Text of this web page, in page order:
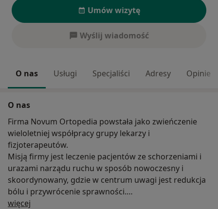
Umów wizytę
Wyślij wiadomość
O nas Usługi Specjaliści Adresy Opinie
O nas
Firma Novum Ortopedia powstała jako zwieńczenie
wieloletniej współpracy grupy lekarzy i
fizjoterapeutów.
Misją firmy jest leczenie pacjentów ze schorzeniami i
urazami narządu ruchu w sposób nowoczesny i
skoordynowany, gdzie w centrum uwagi jest redukcja
bólu i przywrócenie sprawności.
W procesie leczenia wykorzystujemy nowoczesne
więcej